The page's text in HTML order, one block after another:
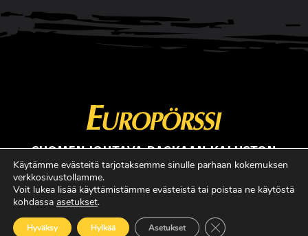
SUOMEN JOHTAVA RASKAAN KALUSTON
ERIKOISLEHTI
Copyright © Faktavisa Oy / Europörssi 2017. All Rights Reserved.
Käytämme evästeitä tarjotaksemme sinulle parhaan kokemuksen
verkkosivustollamme.
Voit lukea lisää käyttämistämme evästeistä tai poistaa ne käytöstä
kohdassa asetukset.
Hyväksy Hylkää Asetukset Sulje evästebanneri